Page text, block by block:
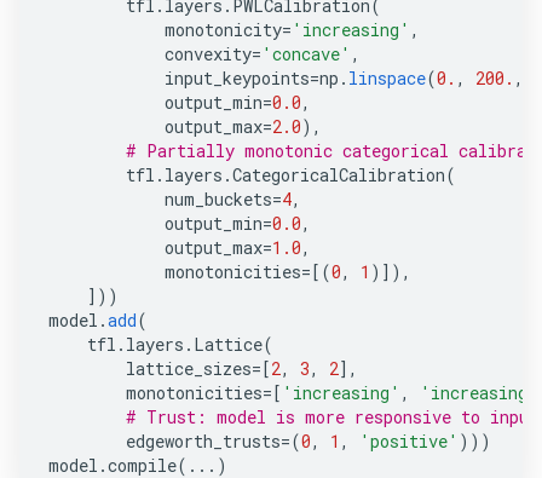
tfl . layers . PWLCalibration(
monotonicity= 'increasing' ,
convexity= 'concave' ,
input_keypoints=np . linspace(0. , 200. ,
output_min=0.0,
output_max=2.0),
# Partially monotonic categorical
tfl . layers .CategoricalCalibration(
num_buckets=4,
output_min=0.0,
output_max=1.0,
monotonicities=[(0, 1 )]),
]))
model .add(
tfl . layers . Lattice(
lattice_sizes=[2, 3, 2],
monotonicities=[ 'increasing' , 'increasing'
# Trust: model is more responsive to
edgeworth_trusts=(0, 1 , 'positive' )))
model .compile( ... )